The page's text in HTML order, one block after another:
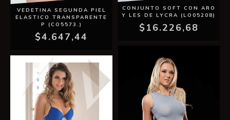
VEDETINA SEGUNDA PIEL
ELASTICO TRANSPARENTE
P (CO5573.)
$4.647,44
CONJUNTO SOFT CON ARO
Y LES DE LYCRA (LO05208)
$16.226,68